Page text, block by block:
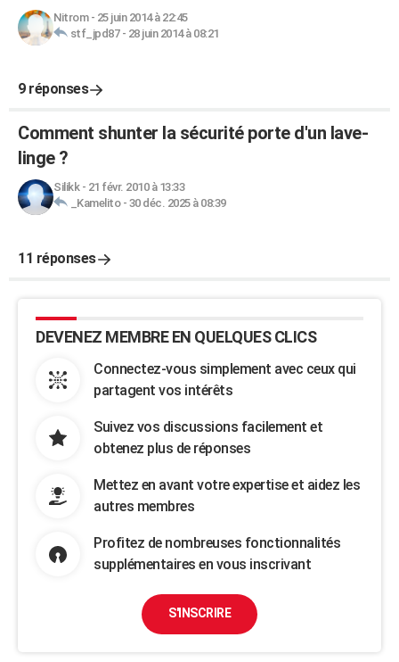
Nitrom- 25 juin 2014 à 22:45
stf_jpd87- 28 juin 2014 à 08:21
9 réponses
Comment shunter la sécurité porte d'un lave-
linge ?
Silikk- 21 févr. 2010 à 13:33
_Kamelito- 30 déc. 2025 à 08:39
11 réponses
DEVENEZ MEMBRE EN QUELQUES CLICS
Connectez-vous simplement avec ceux qui
partagent vos intérêts
Suivez vos discussions facilement et
obtenez plus de réponses
Mettez en avant votre expertise et aidez les
autres membres
Profitez de nombreuses fonctionnalités
supplémentaires en vous inscrivant
S'INSCRIRE